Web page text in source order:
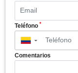
Teléfono *
▼
Comentarios